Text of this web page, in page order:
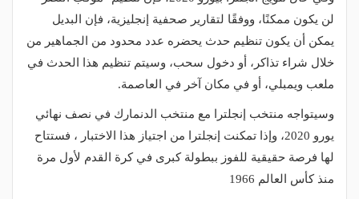
لن يكون ممكنًا، ووفقًا لتقارير صحفية إنجليزية، فإن البديل
يمكن أن يكون تنظيم حدث يحضره عدد محدود من الجماهير من
خلال شراء تذاكر، أو دخول سحب، وسيتم تنظيم هذا الحدث في
ملعب ويمبلي، أو في مكان آخر في العاصمة.
وسيتواجه منتخب إنجلترا مع منتخب الدنمارك في نصف نهائي
يورو 2020، وإذا تمكنت إنجلترا من اجتياز هذا الاختبار ، فستتاح
لها فرصة حقيقية للفوز ببطولة كبرى في كرة القدم لأول مرة
منذ كأس العالم 1966